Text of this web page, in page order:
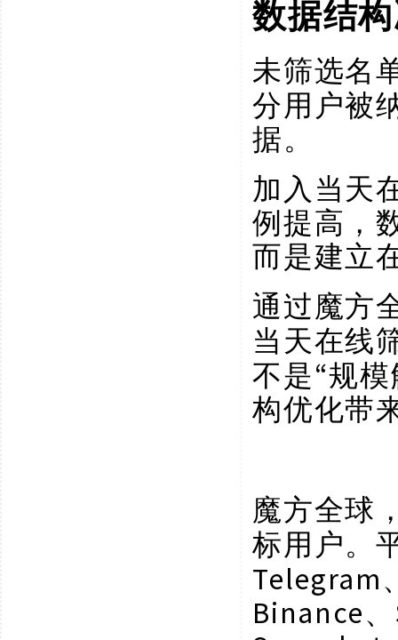
数据结
未筛选名
分用户被
据。
加入当天
例提高，
而是建立
通过魔方
当天在线
不是“规
构优化带
魔方全球
标用户。
Telegram
Binance